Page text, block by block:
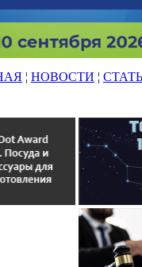
¦ НОВОСТИ ¦